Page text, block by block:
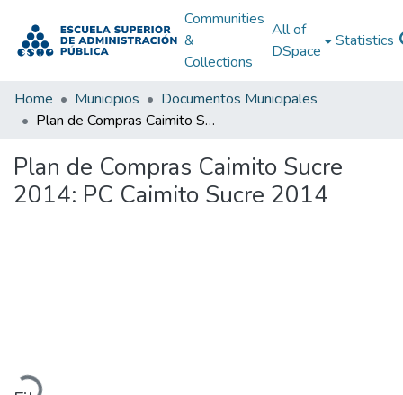
Communities
&
Collections
All of
DSpace
Statistics
Home Municipios
Documentos Municipales
Plan de Compras Caimito Sucre 2014: PC Caimito Sucre 2014
Plan de Compras Caimito Sucre
2014: PC Caimito Sucre 2014
Loading...